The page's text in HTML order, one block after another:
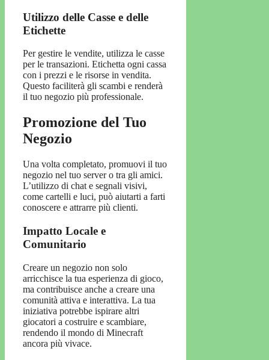
Utilizzo delle Casse e delle
Etichette
Per gestire le vendite, utilizza le casse
per le transazioni. Etichetta ogni cassa
con i prezzi e le risorse in vendita.
Questo faciliterà gli scambi e renderà
il tuo negozio più professionale.
Promozione del Tuo
Negozio
Una volta completato, promuovi il tuo
negozio nel tuo server o tra gli amici.
L’utilizzo di chat e segnali visivi,
come cartelli e luci, può aiutarti a farti
conoscere e attrarre più clienti.
Impatto Locale e
Comunitario
Creare un negozio non solo
arricchisce la tua esperienza di gioco,
ma contribuisce anche a creare una
comunità attiva e interattiva. La tua
iniziativa potrebbe ispirare altri
giocatori a costruire e scambiare,
rendendo il mondo di Minecraft
ancora più vivace.